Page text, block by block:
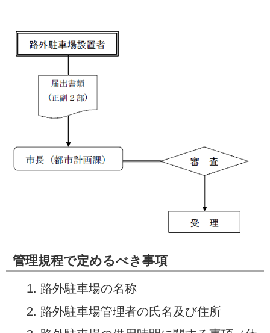
管理規程で定めるべき事項
路外駐車場の名称
路外駐車場管理者の氏名及び住所